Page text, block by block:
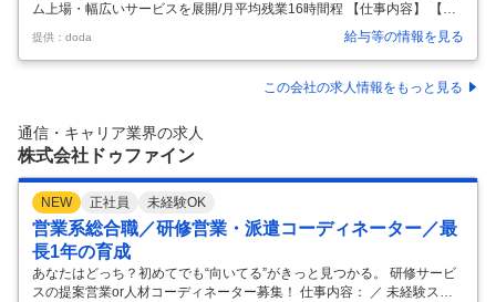
ム上場・幅広いサービスを展開/月平均残業16時間程 【仕事内容】 【池
袋／第二新卒・未経験歓迎】資金管理担当※プライム上場・幅広いサー
ビスを展開/月平均残業16時間程 【具体的な仕事内容】 【未経験歓迎/プ
ライム上場・インターネット回線、電力、宅配水等幅広い事業を展開/ス
トック利益と営業力を掛け合わせて安定した大きな売り上げを維持/月平
握し、各事業・各社の状況に応じて「どのように資金を活用すべきか」
を考え、実行していきます。 ■業務内容： ・グループ全体の財務
提供：doda 給与等の情報を見る
この会社の求人情報をもっと見る
通信・キャリア業界の求人
株式会社ドゥファイン
NEW 正社員 未経験OK
営業系総合職／研修営業・派遣コーディネーター／最
長1年の育成
あなたはどっち？初めてでも“向いてる”がきっと見つかる。 研修サービ
スの提案営業or人材コーディネーター募集！ 仕事内容： ／ 未経験スタ